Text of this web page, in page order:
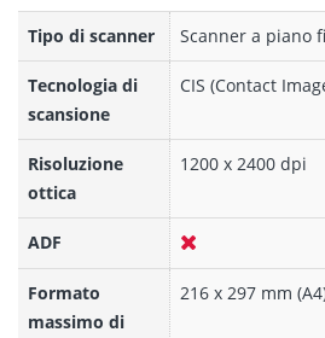
Tipo di scanner Scanner a piano
Tecnologia di
scansione
CIS (Contact
Risoluzione
ottica
1200 x 2400 dpi
ADF
Formato
massimo di
216 x 297 mm